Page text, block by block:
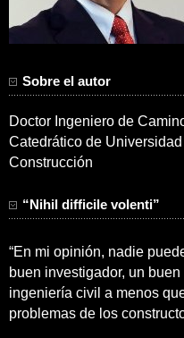
Sobre el autor
Doctor Ingeniero de
Catedrático de
Construcción
“Nihil difficile volenti”
“En mi opinión, nadie
buen investigador, un
ingeniería civil a menos
problemas de los